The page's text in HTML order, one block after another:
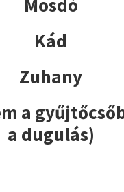
Mosdó
Kád
Zuhany
a
a dugulás)